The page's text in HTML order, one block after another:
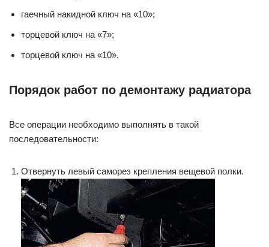
гаечный накидной ключ на «10»;
торцевой ключ на «7»;
торцевой ключ на «10».
Порядок работ по демонтажу радиатора
Все операции необходимо выполнять в такой
последовательности:
Отвернуть левый саморез крепления вещевой полки.